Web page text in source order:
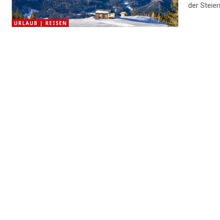
URLAUB | REISEN
der